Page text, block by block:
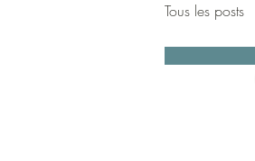
Tous les posts